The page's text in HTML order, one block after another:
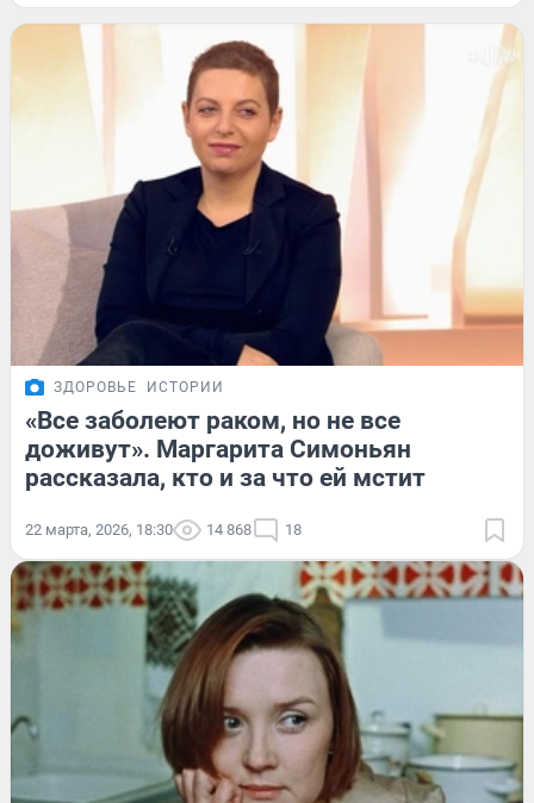
ЗДОРОВЬЕ ИСТОРИИ
«Все заболеют раком, но не все
доживут». Маргарита Симоньян
рассказала, кто и за что ей мстит
22 марта, 2026, 18:30 14 868 18